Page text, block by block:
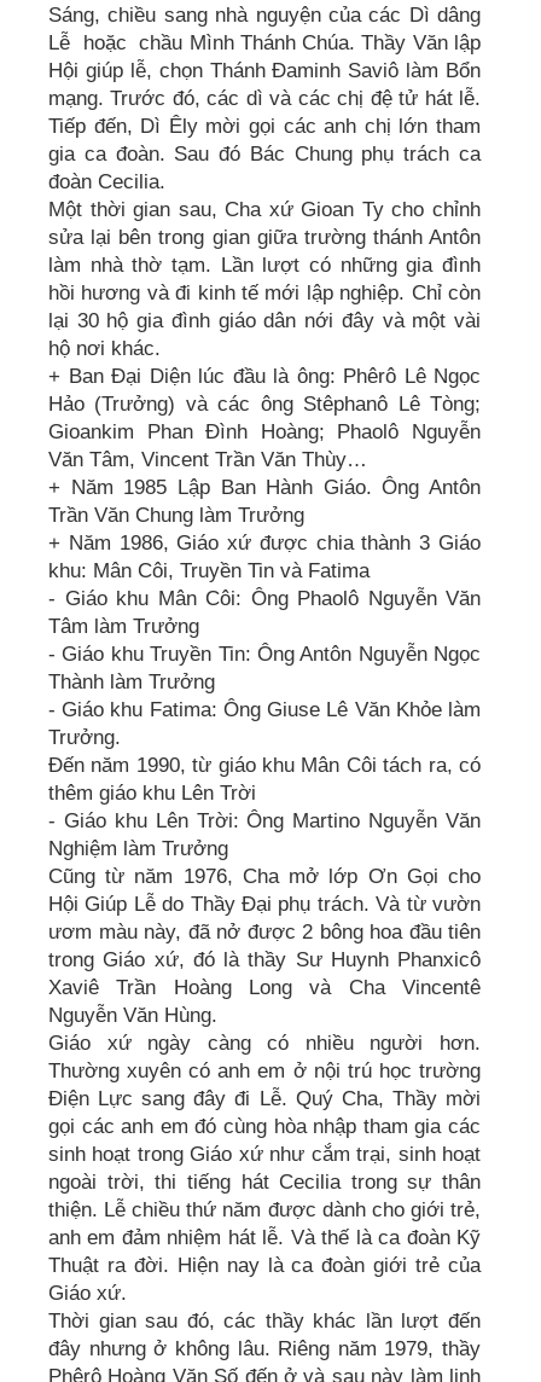
Sáng, chiều sang nhà nguyện của các Dì dâng
Lễ hoặc chầu Mình Thánh Chúa. Thầy Văn lập
Hội giúp lễ, chọn Thánh Đaminh Saviô làm Bổn
mạng. Trước đó, các dì và các chị đệ tử hát lễ.
Tiếp đến, Dì Êly mời gọi các anh chị lớn tham
gia ca đoàn. Sau đó Bác Chung phụ trách ca
đoàn Cecilia.
Một thời gian sau, Cha xứ Gioan Ty cho chỉnh
sửa lại bên trong gian giữa trường thánh Antôn
làm nhà thờ tạm. Lần lượt có những gia đình
hồi hương và đi kinh tế mới lập nghiệp. Chỉ còn
lại 30 hộ gia đình giáo dân nới đây và một vài
hộ nơi khác.
+ Ban Đại Diện lúc đầu là ông: Phêrô Lê Ngọc
Hảo (Trưởng) và các ông Stêphanô Lê Tòng;
Gioankim Phan Đình Hoàng; Phaolô Nguyễn
Văn Tâm, Vincent Trần Văn Thùy…
+ Năm 1985 Lập Ban Hành Giáo. Ông Antôn
Trần Văn Chung làm Trưởng
+ Năm 1986, Giáo xứ được chia thành 3 Giáo
khu: Mân Côi, Truyền Tin và Fatima
- Giáo khu Mân Côi: Ông Phaolô Nguyễn Văn
Tâm làm Trưởng
- Giáo khu Truyền Tin: Ông Antôn Nguyễn Ngọc
Thành làm Trưởng
- Giáo khu Fatima: Ông Giuse Lê Văn Khỏe làm
Trưởng.
Đến năm 1990, từ giáo khu Mân Côi tách ra, có
thêm giáo khu Lên Trời
- Giáo khu Lên Trời: Ông Martino Nguyễn Văn
Nghiệm làm Trưởng
Cũng từ năm 1976, Cha mở lớp Ơn Gọi cho
Hội Giúp Lễ do Thầy Đại phụ trách. Và từ vườn
ươm màu này, đã nở được 2 bông hoa đầu tiên
trong Giáo xứ, đó là thầy Sư Huynh Phanxicô
Xaviê Trần Hoàng Long và Cha Vincentê
Nguyễn Văn Hùng.
Giáo xứ ngày càng có nhiều người hơn.
Thường xuyên có anh em ở nội trú học trường
Điện Lực sang đây đi Lễ. Quý Cha, Thầy mời
gọi các anh em đó cùng hòa nhập tham gia các
sinh hoạt trong Giáo xứ như cắm trại, sinh hoạt
ngoài trời, thi tiếng hát Cecilia trong sự thân
thiện. Lễ chiều thứ năm được dành cho giới trẻ,
anh em đảm nhiệm hát lễ. Và thế là ca đoàn Kỹ
Thuật ra đời. Hiện nay là ca đoàn giới trẻ của
Giáo xứ.
Thời gian sau đó, các thầy khác lần lượt đến
đây nhưng ở không lâu. Riêng năm 1979, thầy
Phêrô Hoàng Văn Số đến ở và sau này làm linh